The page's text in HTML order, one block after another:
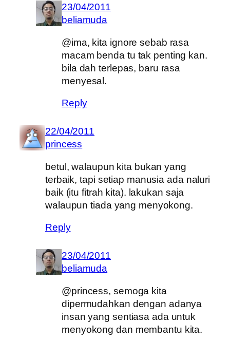
23/04/2011
beliamuda
@ima, kita ignore sebab rasa
macam benda tu tak penting kan.
bila dah terlepas, baru rasa
menyesal.
Reply
22/04/2011
princess
betul, walaupun kita bukan yang
terbaik, tapi setiap manusia ada naluri
baik (itu fitrah kita). lakukan saja
walaupun tiada yang menyokong.
Reply
23/04/2011
beliamuda
@princess, semoga kita
dipermudahkan dengan adanya
insan yang sentiasa ada untuk
menyokong dan membantu kita.